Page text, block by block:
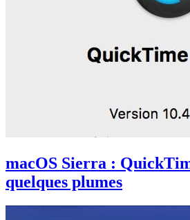
macOS Sierra :
quelques plumes